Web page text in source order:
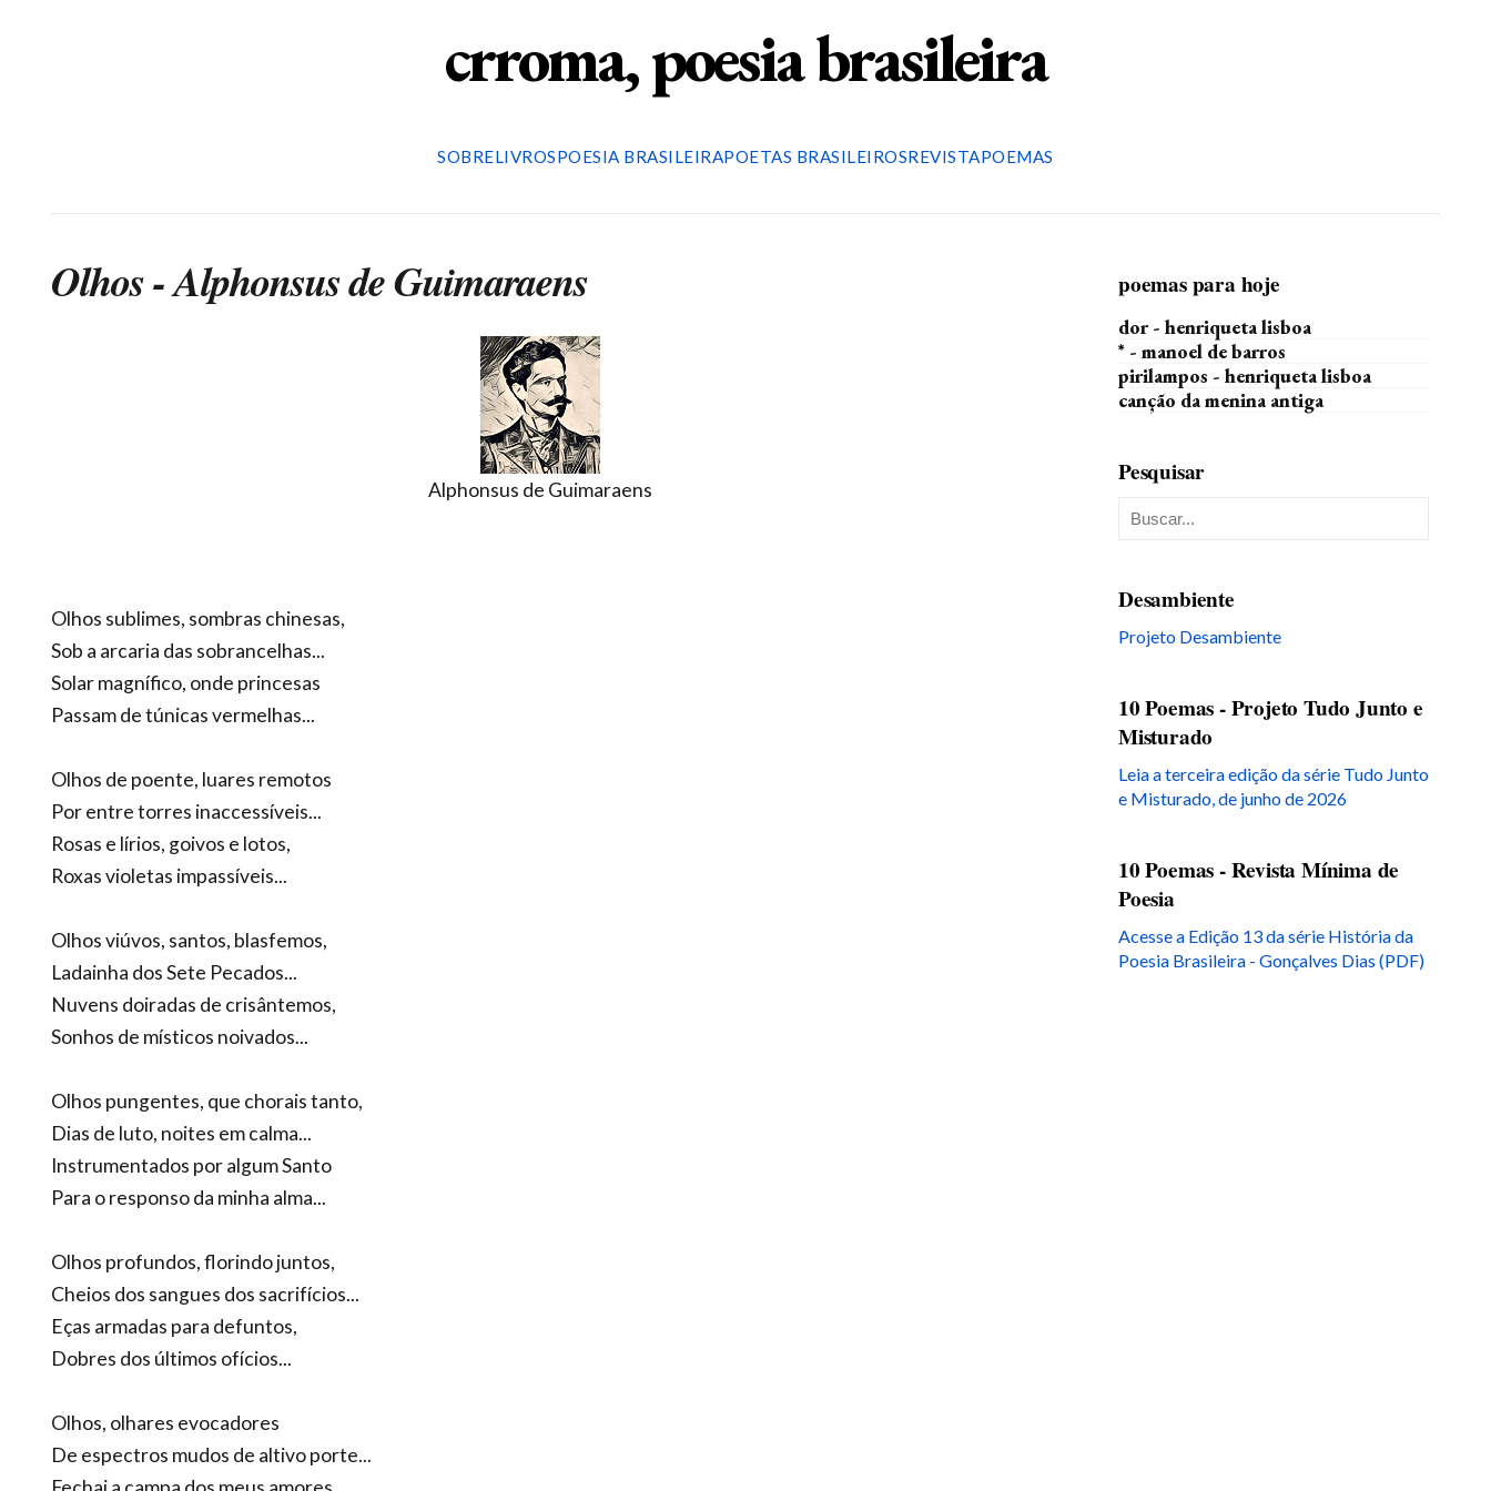
crroma, poesia brasileira
SOBRELIVROSPOESIA BRASILEIRAPOETAS BRASILEIROSREVISTAPOEMAS
Olhos - Alphonsus de Guimaraens
Alphonsus de Guimaraens
Olhos sublimes, sombras chinesas,
Sob a arcaria das sobrancelhas...
Solar magnífico, onde princesas
Passam de túnicas vermelhas...
Olhos de poente, luares remotos
Por entre torres inaccessíveis...
Rosas e lírios, goivos e lotos,
Roxas violetas impassíveis...
Olhos viúvos, santos, blasfemos,
Ladainha dos Sete Pecados...
Nuvens doiradas de crisântemos,
Sonhos de místicos noivados...
Olhos pungentes, que chorais tanto,
Dias de luto, noites em calma...
Instrumentados por algum Santo
Para o responso da minha alma...
Olhos profundos, florindo juntos,
Cheios dos sangues dos sacrifícios...
Eças armadas para defuntos,
Dobres dos últimos ofícios...
Olhos, olhares evocadores
De espectros mudos de altivo porte...
poemas para hoje
dor - henriqueta lisboa
* - manoel de barros
pirilampos - henriqueta lisboa
canção da menina antiga
Pesquisar
Desambiente
Projeto Desambiente
10 Poemas - Projeto Tudo Junto e
Misturado
Leia a terceira edição da série Tudo Junto
e Misturado, de junho de 2026
10 Poemas - Revista Mínima de
Poesia
Acesse a Edição 13 da série História da
Poesia Brasileira - Gonçalves Dias (PDF)